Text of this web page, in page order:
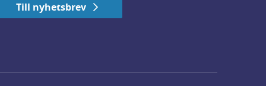
Till nyhetsbrev